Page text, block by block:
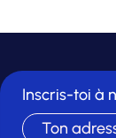
Inscris-toi à